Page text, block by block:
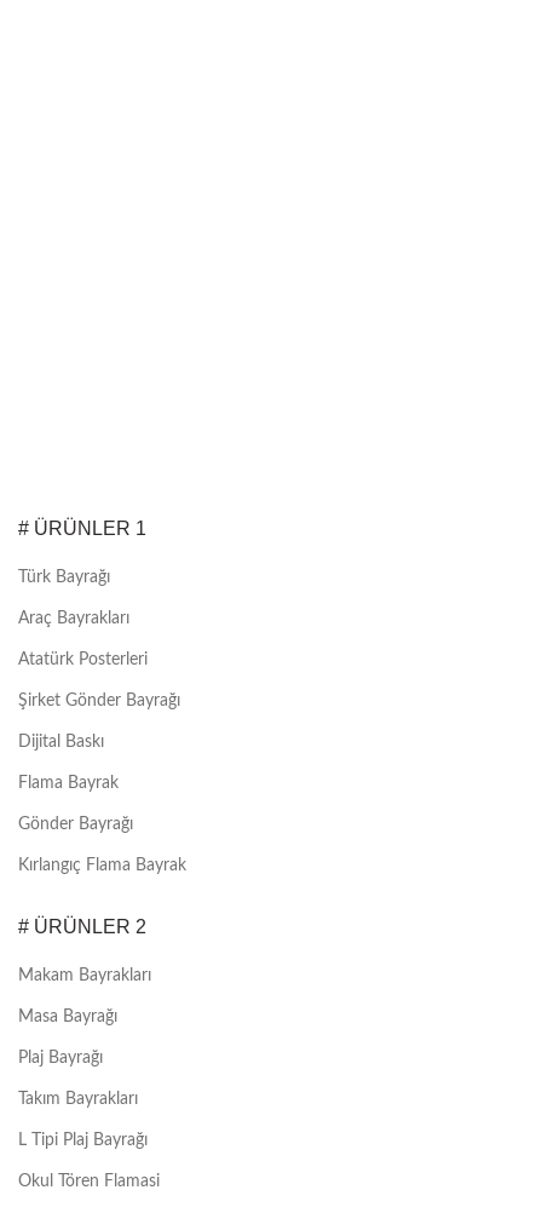
# ÜRÜNLER 1
Türk Bayrağı
Araç Bayrakları
Atatürk Posterleri
Şirket Gönder Bayrağı
Dijital Baskı
Flama Bayrak
Gönder Bayrağı
Kırlangıç Flama Bayrak
# ÜRÜNLER 2
Makam Bayrakları
Masa Bayrağı
Plaj Bayrağı
Takım Bayrakları
L Tipi Plaj Bayrağı
Okul Tören Flamasi